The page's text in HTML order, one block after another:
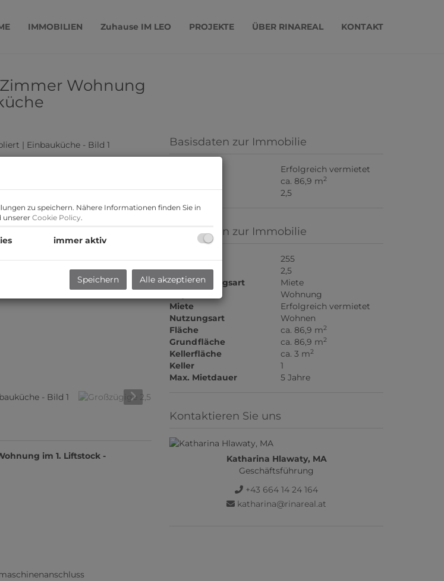
IMMOBILIEN Zuhause IM LEO PROJEKTE ÜBER RINAREAL KONTAKT
Wohnung
im 1. Liftstock -
Basisdaten zur Immobilie
Erfolgreich vermietet
ca. 86,9 m2
Zimmer 2,5
Basisdaten zur Immobilie
Objektnr.
255
Zimmer
2,5
Vermarktungsart
Miete
Wohnung
Miete
Erfolgreich vermietet
Nutzungsart
Wohnen
Fläche
ca. 86,9 m2
Grundfläche ca. 86,9 m2
Kellerfläche ca. 3 m2
Keller
1
Max. Mietdauer
5 Jahre
Kontaktieren Sie uns
Katharina Hlawaty, MA
Geschäftsführung
+43 664 14 24 164
katharina@rinareal.at
zu speichern. Nähere Informationen finden Sie in
unserer Cookie Policy.
immer aktiv
Speichern Alle akzeptieren